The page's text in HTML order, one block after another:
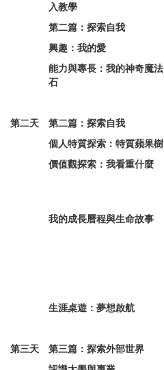
入教學
第二篇：探索自我
興趣：我的愛
能力與專長：我的神奇魔法
石
第二天
第二篇：探索自我
個人特質探索：特質蘋果樹
價值觀探索：我看重什麼
我的成長曆程與生命故事
生涯桌遊：夢想啟航
第三天
第三篇：探索外部世界